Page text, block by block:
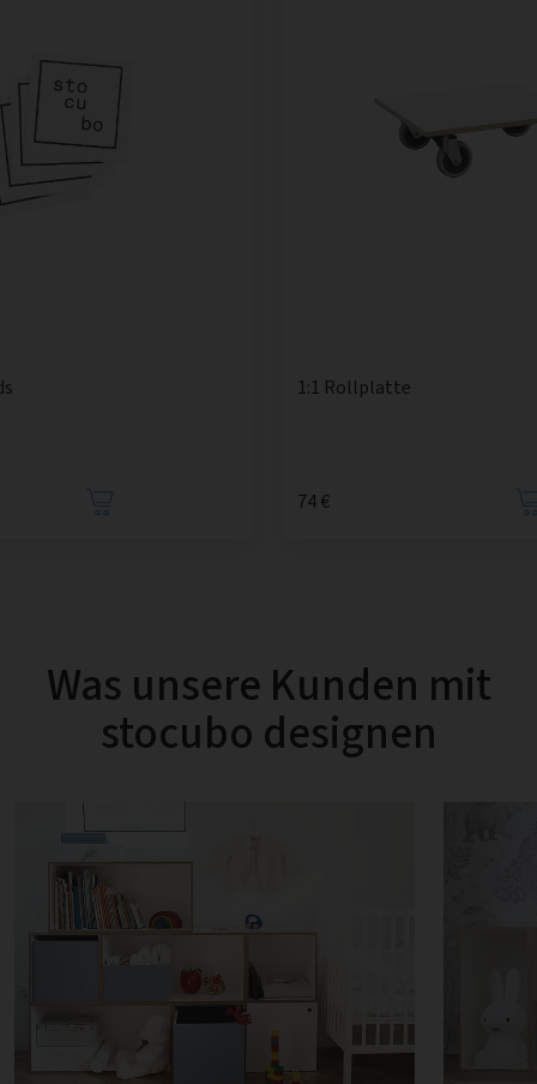
1:1 Rollplatte
74 €
Was unsere Kunden mit
stocubo designen